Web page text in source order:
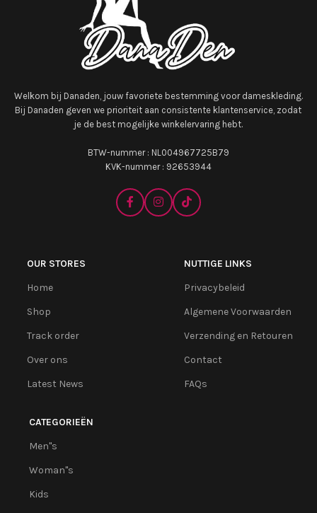
Welkom bij Danaden, jouw favoriete bestemming voor dameskleding.
Bij Danaden geven we prioriteit aan consistente klantenservice, zodat
je de best mogelijke winkelervaring hebt.
BTW-nummer : NL004967725B79
KVK-nummer : 92653944
OUR STORES
Home
Shop
Track order
Over ons
Latest News
NUTTIGE LINKS
Privacybeleid
Algemene Voorwaarden
Verzending en Retouren
Contact
FAQs
CATEGORIEËN
Men''s
Woman''s
Kids